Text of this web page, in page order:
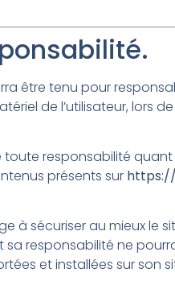
être tenu pour
de l’utilisateur, lors de
toute responsabilité quant
présents sur
à sécuriser au mieux le
sa responsabilité ne
et installées sur son